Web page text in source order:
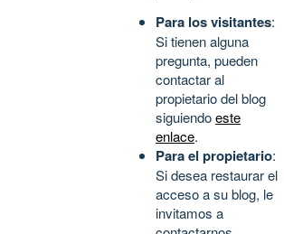
Para los visitantes:
Si tienen alguna
pregunta, pueden
contactar al
propietario del blog
siguiendoeste
enlace.
Para el propietario:
Si desea restaurar el
acceso a su blog, le
invitamos a